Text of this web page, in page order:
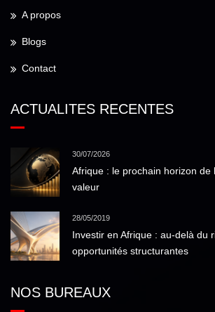
A propos
Blogs
Contact
ACTUALITES RECENTES
30/07/2026
Afrique : le prochain horizon de
valeur
28/05/2019
Investir en Afrique : au-delà du
opportunités structurantes
NOS BUREAUX